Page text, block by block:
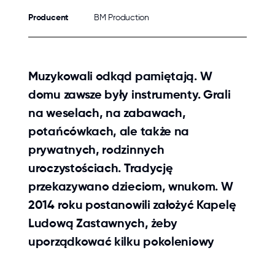
Producent BM Production
Muzykowali odkąd pamiętają. W
domu zawsze były instrumenty. Grali
na weselach, na zabawach,
potańcówkach, ale także na
prywatnych, rodzinnych
uroczystościach. Tradycję
przekazywano dzieciom, wnukom. W
2014 roku postanowili założyć Kapelę
Ludową Zastawnych, żeby
uporządkować kilku pokoleniowy